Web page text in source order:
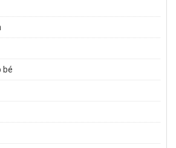
bé
3 bánh đạp trẻ em FE-188